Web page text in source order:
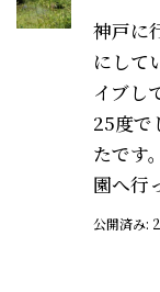
神戸に
にして
イブし
25度で
たです
園へ行
公開済み: